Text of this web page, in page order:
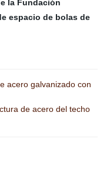
la Fundación
espacio de bolas de
acero galvanizado con
de acero del techo